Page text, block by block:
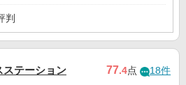
判
ステーション 77.4点 18件